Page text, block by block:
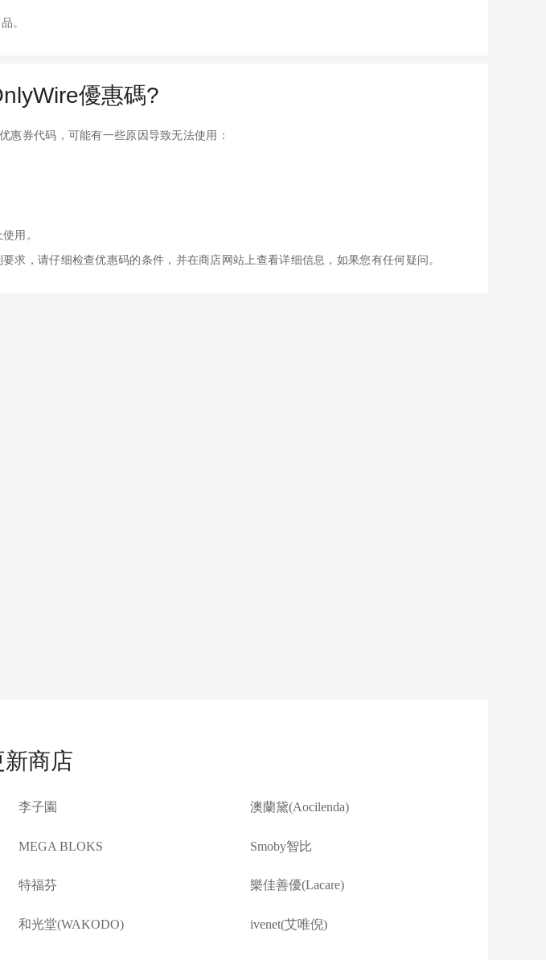
。
優惠碼?
惠券代码，可能有一些原因导致无法使用：
用。
求，请仔细检查优惠码的条件，并在商店网站上查看详细信息，如果您有任何疑问。
商店
李子園 澳蘭黛(Aocilenda)
MEGA BLOKS Smoby智比
特福芬 樂佳善優(Lacare)
和光堂(WAKODO) ivenet(艾唯倪)